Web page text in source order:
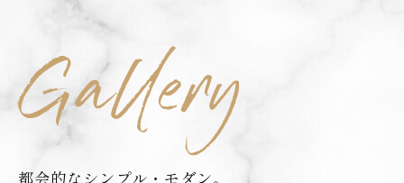
都会的なシンプル・モダン。